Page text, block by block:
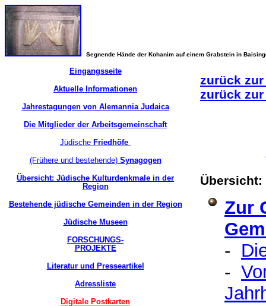
Segnende Hände der Kohanim auf einem Grabstein in
Eingangsseite
Aktuelle Informationen
Jahrestagungen von Alemannia Judaica
Die Mitglieder der Arbeitsgemeinschaft
Jüdische Friedhöfe
(Frühere und bestehende)Synagogen
Übersicht: Jüdische Kulturdenkmale in der
Region
Bestehende jüdische Gemeinden in der Region
Jüdische Museen
FORSCHUNGS-
PROJEKTE
Literatur und Presseartikel
Adressliste
Digitale Postkarten
zurück
zurück
Zur
-
-